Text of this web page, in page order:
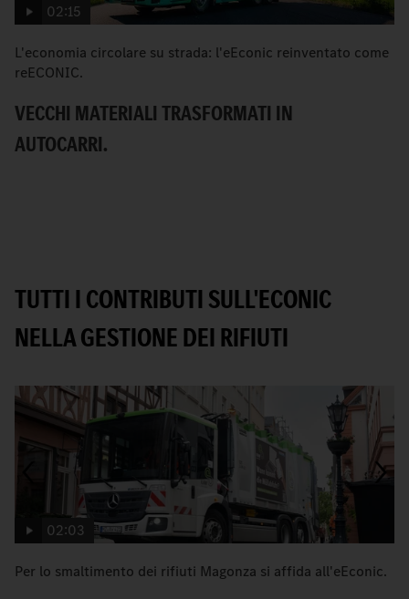
02:15
L'economia circolare su strada: l'eEconic reinventato come
reECONIC.
VECCHI MATERIALI TRASFORMATI IN
AUTOCARRI.
TUTTI I CONTRIBUTI SULL'ECONIC
NELLA GESTIONE DEI RIFIUTI
02:03
Per lo smaltimento dei rifiuti Magonza si affida all'eEconic.